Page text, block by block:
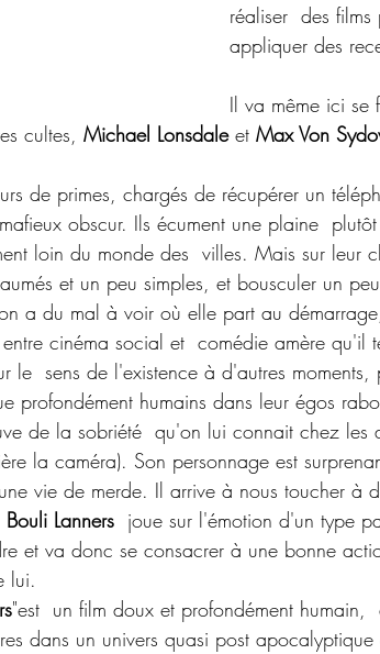
réaliser  des
appliquer des
Il va même ici se
cultes, Michael Lonsdale et Max Von
de primes, chargés de récupérer un
obscur. Ils écument une plaine
loin du monde des  villes. Mais sur leur
et un peu simples, et bousculer un
a du mal à voir où elle part au
cinéma social et  comédie amère qu'il
le  sens de l'existence à d'autres
profondément humains dans leur égos
de la sobriété  qu'on lui connait chez les
la caméra). Son personnage est
vie de merde. Il arrive à nous toucher à
Bouli Lanners
joue sur l'émotion d'un type
et va donc se consacrer à une bonne
lui.
"est  un film doux et profondément humain,
dans un univers quasi post